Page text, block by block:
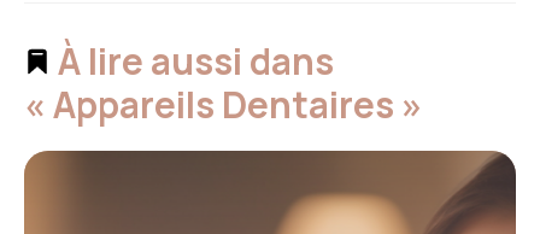
À lire aussi dans
« Appareils Dentaires »